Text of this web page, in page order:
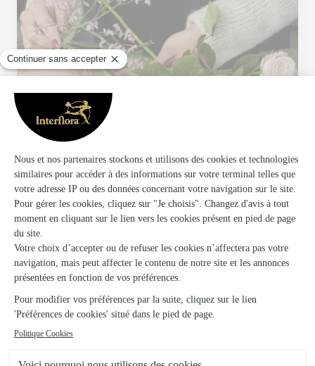
Votre fleuriste artisan à Bourbonne les Bains